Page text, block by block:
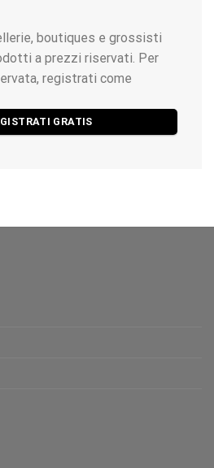
boutiques e grossisti
a prezzi riservati. Per
registrati come
GRATIS